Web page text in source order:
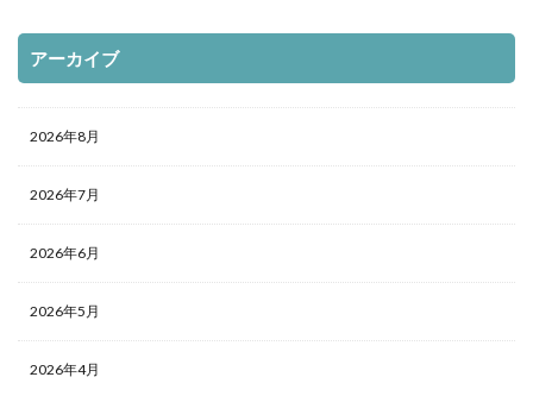
アーカイブ
2026年8月
2026年7月
2026年6月
2026年5月
2026年4月